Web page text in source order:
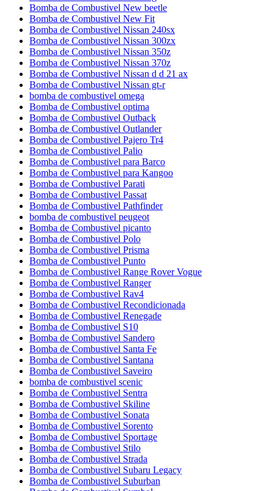
Bomba de Combustivel New beetle
Bomba de Combustivel New Fit
Bomba de Combustivel Nissan 240sx
Bomba de Combustivel Nissan 300zx
Bomba de Combustivel Nissan 350z
Bomba de Combustivel Nissan 370z
Bomba de Combustivel Nissan d d 21 ax
Bomba de Combustivel Nissan gt-r
bomba de combustivel omega
Bomba de Combustivel optima
Bomba de Combustivel Outback
Bomba de Combustivel Outlander
Bomba de Combustivel Pajero Tr4
Bomba de Combustivel Palio
Bomba de Combustivel para Barco
Bomba de Combustivel para Kangoo
Bomba de Combustivel Parati
Bomba de Combustivel Passat
Bomba de Combustivel Pathfinder
bomba de combustivel peugeot
Bomba de Combustivel picanto
Bomba de Combustivel Polo
Bomba de Combustivel Prisma
Bomba de Combustivel Punto
Bomba de Combustivel Range Rover Vogue
Bomba de Combustivel Ranger
Bomba de Combustivel Rav4
Bomba de Combustivel Recondicionada
Bomba de Combustivel Renegade
Bomba de Combustivel S10
Bomba de Combustivel Sandero
Bomba de Combustivel Santa Fe
Bomba de Combustivel Santana
Bomba de Combustivel Saveiro
bomba de combustivel scenic
Bomba de Combustivel Sentra
Bomba de Combustivel Skiline
Bomba de Combustivel Sonata
Bomba de Combustivel Sorento
Bomba de Combustivel Sportage
Bomba de Combustivel Stilo
Bomba de Combustivel Strada
Bomba de Combustivel Subaru Legacy
Bomba de Combustivel Suburban